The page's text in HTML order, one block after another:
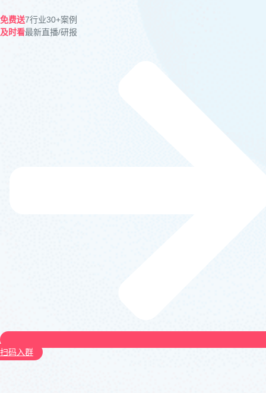
免费送7行业30+案例
及时看最新直播/研报
扫码入群